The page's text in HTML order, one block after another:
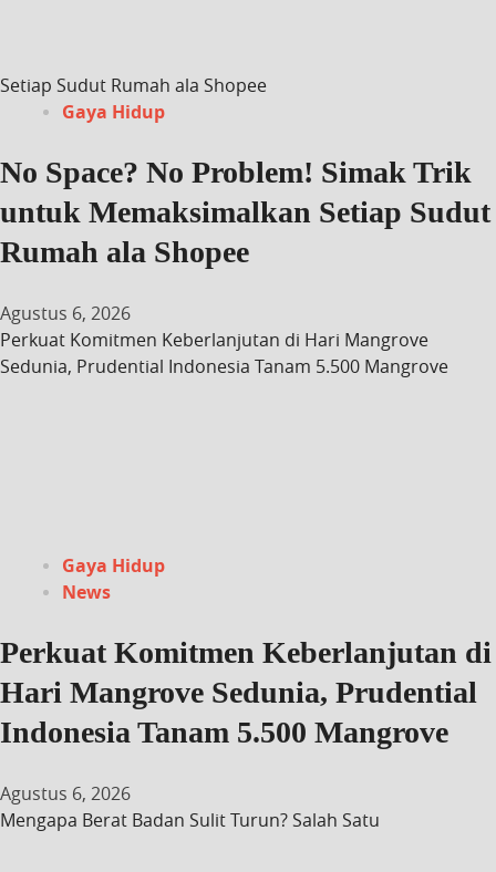
Setiap Sudut Rumah ala Shopee
Gaya Hidup
No Space? No Problem! Simak Trik
untuk Memaksimalkan Setiap Sudut
Rumah ala Shopee
Agustus 6, 2026
Perkuat Komitmen Keberlanjutan di Hari Mangrove
Sedunia, Prudential Indonesia Tanam 5.500 Mangrove
Gaya Hidup
News
Perkuat Komitmen Keberlanjutan di
Hari Mangrove Sedunia, Prudential
Indonesia Tanam 5.500 Mangrove
Agustus 6, 2026
Mengapa Berat Badan Sulit Turun? Salah Satu